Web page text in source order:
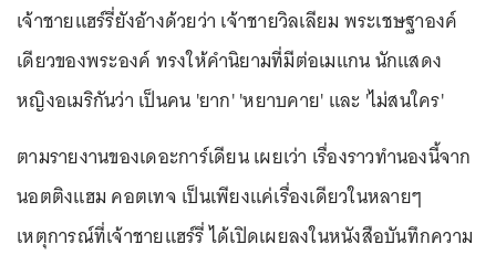
เจ้าชายแฮร์รี่ยังอ้างด้วยว่า เจ้าชายวิลเลียม พระเชษฐาองค์
เดียวของพระองค์ ทรงให้คำนิยามที่มีต่อเมแกน นักแสดง
หญิงอเมริกันว่า เป็นคน 'ยาก' 'หยาบคาย' และ 'ไม่สนใคร'
ตามรายงานของเดอะการ์เดียน เผยเว่า เรื่องราวทำนองนี้จาก
นอตติงแฮม คอตเทจ เป็นเพียงแค่เรื่องเดียวในหลายๆ
เหตุการณ์ที่เจ้าชายแฮร์รี่ ได้เปิดเผยลงในหนังสือบันทึกความ